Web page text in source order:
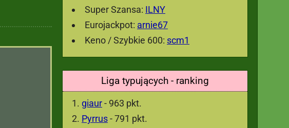
Super Szansa: ILNY
Eurojackpot: arnie67
Keno / Szybkie 600: scm1
Liga typujących - ranking
giaur- 963 pkt.
Pyrrus- 791 pkt.